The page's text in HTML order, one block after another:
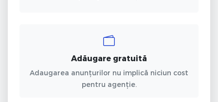
Adăugare gratuită
Adaugarea anunțurilor nu implică niciun cost
pentru agenție.